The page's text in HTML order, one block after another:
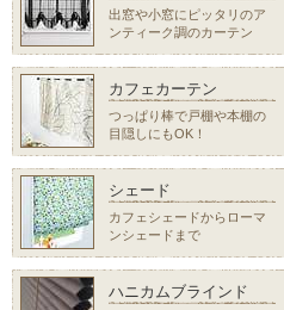
出窓や小窓にピッタリのア
ンティーク調のカーテン
カフェカーテン
つっぱり棒で戸棚や本棚の
目隠しにもOK！
シェード
カフェシェードからローマ
ンシェードまで
ハニカムブラインド